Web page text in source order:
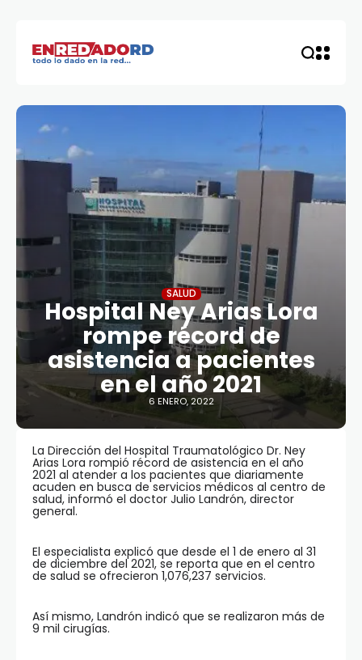
SALUD
Hospital Ney Arias Lora
rompe récord de
asistencia a pacientes
en el año 2021
6 ENERO, 2022
La Dirección del Hospital Traumatológico Dr. Ney
Arias Lora rompió récord de asistencia en el año
2021 al atender a los pacientes que diariamente
acuden en busca de servicios médicos al centro de
salud, informó el doctor Julio Landrón, director
general.
El especialista explicó que desde el 1 de enero al 31
de diciembre del 2021, se reporta que en el centro
de salud se ofrecieron 1,076,237 servicios.
Así mismo, Landrón indicó que se realizaron más de
9 mil cirugías.